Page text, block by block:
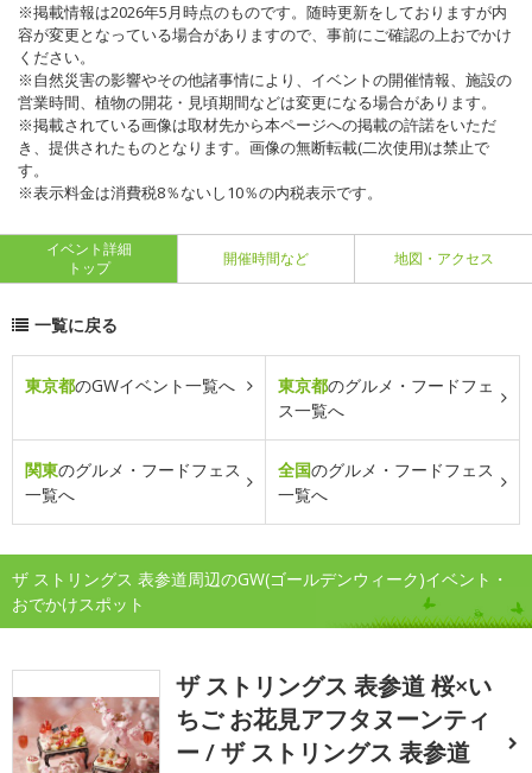
※掲載情報は2026年5月時点のものです。随時更新をしておりますが内
容が変更となっている場合がありますので、事前にご確認の上おでかけ
ください。
※自然災害の影響やその他諸事情により、イベントの開催情報、施設の
営業時間、植物の開花・見頃期間などは変更になる場合があります。
※掲載されている画像は取材先から本ページへの掲載の許諾をいただ
き、提供されたものとなります。画像の無断転載(二次使用)は禁止で
す。
※表示料金は消費税8％ないし10％の内税表示です。
イベント詳細
トップ
開催時間など 地図・アクセス
一覧に戻る
東京都のGWイベント一覧へ 東京都のグルメ・フードフェ
ス一覧へ
関東のグルメ・フードフェス
一覧へ
全国のグルメ・フードフェス
一覧へ
ザ ストリングス 表参道周辺のGW(ゴールデンウィーク)イベント・
おでかけスポット
ザ ストリングス 表参道 桜×い
ちご お花見アフタヌーンティ
ー / ザ ストリングス 表参道